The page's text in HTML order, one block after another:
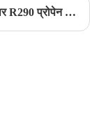
एसजी तैयार R290 प्रोपेन हीट पंप